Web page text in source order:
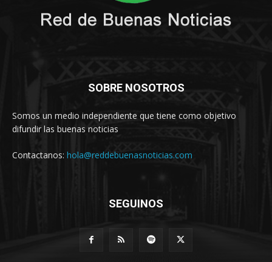
SOBRE NOSOTROS
Somos un medio independiente que tiene como objetivo
difundir las buenas noticias
Contactanos: hola@reddebuenasnoticias.com
SEGUINOS